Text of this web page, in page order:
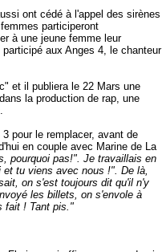
ont cédé à l'appel des sirènes
participeront
à une jeune femme leur
aux Anges 4, le chanteur
et il publiera le 22 Mars une
la production de rap, une
pour le remplacer, avant de
en couple avec Marine de La
pourquoi pas!". Je travaillais en
tu viens avec nous !". De là,
on s'est toujours dit qu'il n'y
les billets, on s'envole à
fait ! Tant pis."